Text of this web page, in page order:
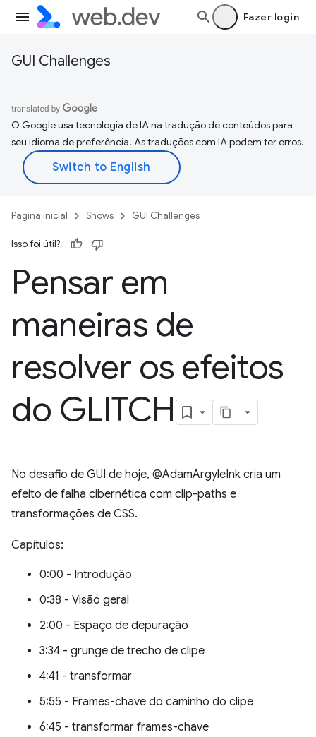
Fazer login
GUI Challenges
O Google usa tecnologia de IA na tradução de conteúdos para
seu idioma de preferência. As traduções com IA podem ter erros.
Página inicial Shows GUI Challenges
Isso foi útil?
Pensar em
maneiras de
resolver os efeitos
do GLITCH
No desafio de GUI de hoje, @AdamArgyleInk cria um
efeito de falha cibernética com clip-paths e
transformações de CSS.
Capítulos:
0:00 - Introdução
0:38 - Visão geral
2:00 - Espaço de depuração
3:34 - grunge de trecho de clipe
4:41 - transformar
5:55 - Frames-chave do caminho do clipe
6:45 - transformar frames-chave